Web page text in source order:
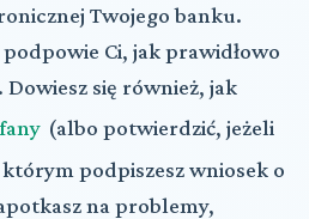
Twojego banku.
Ci, jak prawidłowo
Dowiesz się również, jak
(albo potwierdzić, jeżeli
podpiszesz wniosek o
na problemy,